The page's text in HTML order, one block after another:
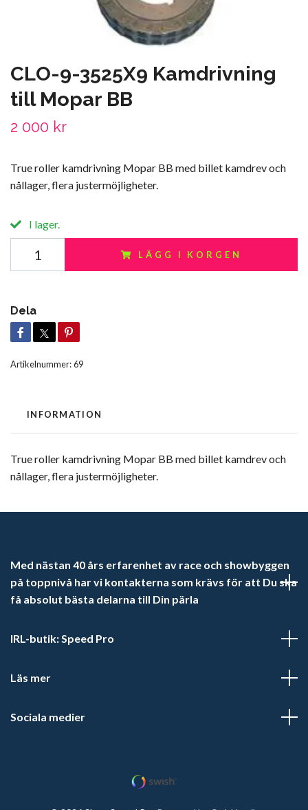
CLO-9-3525X9 Kamdrivning
till Mopar BB
2 000 kr
True roller kamdrivning Mopar BB med billet kamdrev och
nållager, flera justermöjligheter.
I lager.
LÄGG I KORGEN
Dela
Artikelnummer:69
INFORMATION
True roller kamdrivning Mopar BB med billet kamdrev och
nållager, flera justermöjligheter.
Med nästan 40 års erfarenhet av race och showbyggen
på toppnivå har vi kontakterna som krävs för att Du ska
få absolut bästa delarna till Din pärla
IRL-butik: Speed Pro
Läs mer
Sociala medier